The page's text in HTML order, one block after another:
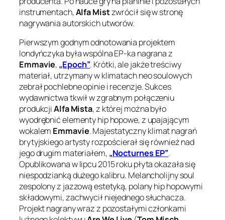
instrumentach,Alfa Mistzwrócił się w stronę
nagrywania autorskich utworów.
Pierwszym godnym odnotowania projektem
londyńczyka była wspólna EP-ka nagrana z
Emmavie, „Epoch”. Krótki, ale jakże treściwy
materiał, utrzymany w klimatach neo soulowych
zebrał pochlebne opinie i recenzje. Sukces
wydawnictwa tkwił w zgrabnym połączeniu
produkcjiAlfa Mista, z której można było
wyodrębnić elementy hip hopowe, z upajającym
wokalem Emmavie. Majestatyczny klimat nagrań
brytyjskiego artysty rozpościerał się również nad
jego drugim materiałem, „Nocturnes EP”.
Opublikowana w lipcu 2015 roku płyta okazała się
niespodzianką dużego kalibru. Melancholijny soul
zespolony z jazzową estetyką, polany hip hopowymi
składowymi, zachwycił niejednego słuchacza.
Projekt nagrany wraz z pozostałymi członkami